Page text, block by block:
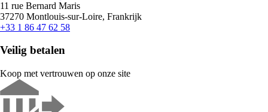
11 rue Bernard Maris
37270 Montlouis-sur-Loire, Frankrijk
+33 1 86 47 62 58
Veilig betalen
Koop met vertrouwen op onze site